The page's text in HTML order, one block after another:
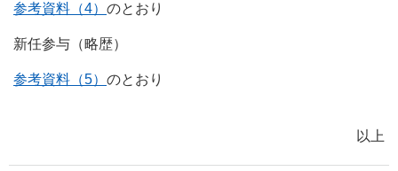
参考資料（4） のとおり
新任参与（略歴）
参考資料（5） のとおり
以上